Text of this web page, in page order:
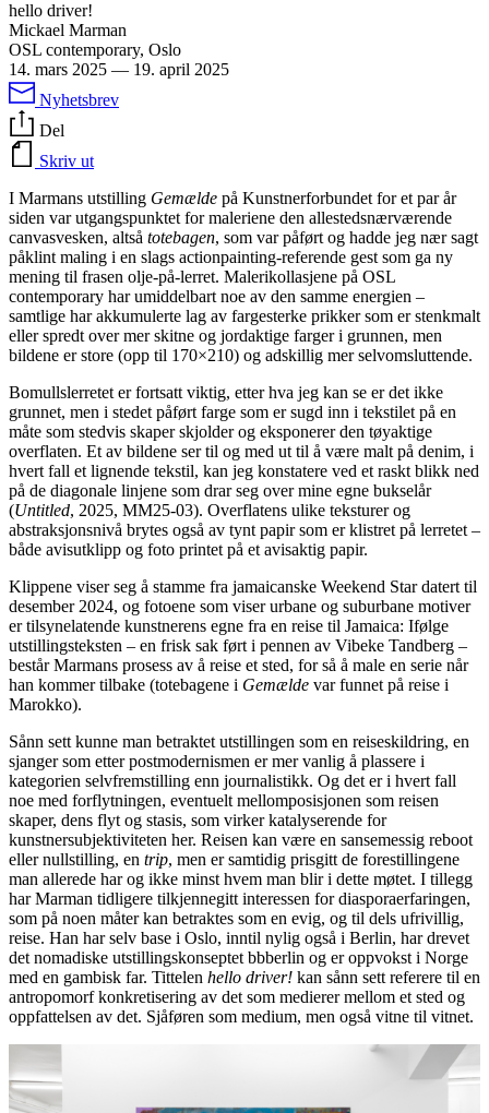
hello driver!
Mickael Marman
OSL contemporary, Oslo
14. mars 2025 — 19. april 2025
Nyhetsbrev
Del
Skriv ut
I Marmans utstilling Gemælde på Kunstnerforbundet for et par år
siden var utgangspunktet for maleriene den allestedsnærværende
canvasvesken, altså totebagen, som var påført og hadde jeg nær sagt
påklint maling i en slags actionpainting-referende gest som ga ny
mening til frasen olje-på-lerret. Malerikollasjene på OSL
contemporary har umiddelbart noe av den samme energien –
samtlige har akkumulerte lag av fargesterke prikker som er stenkmalt
eller spredt over mer skitne og jordaktige farger i grunnen, men
bildene er store (opp til 170×210) og adskillig mer selvomsluttende.
Bomullslerretet er fortsatt viktig, etter hva jeg kan se er det ikke
grunnet, men i stedet påført farge som er sugd inn i tekstilet på en
måte som stedvis skaper skjolder og eksponerer den tøyaktige
overflaten. Et av bildene ser til og med ut til å være malt på denim, i
hvert fall et lignende tekstil, kan jeg konstatere ved et raskt blikk ned
på de diagonale linjene som drar seg over mine egne bukselår
(Untitled, 2025, MM25-03). Overflatens ulike teksturer og
abstraksjonsnivå brytes også av tynt papir som er klistret på lerretet –
både avisutklipp og foto printet på et avisaktig papir.
Klippene viser seg å stamme fra jamaicanske Weekend Star datert til
desember 2024, og fotoene som viser urbane og suburbane motiver
er tilsynelatende kunstnerens egne fra en reise til Jamaica: Ifølge
utstillingsteksten – en frisk sak ført i pennen av Vibeke Tandberg –
består Marmans prosess av å reise et sted, for så å male en serie når
han kommer tilbake (totebagene i Gemælde var funnet på reise i
Marokko).
Sånn sett kunne man betraktet utstillingen som en reiseskildring, en
sjanger som etter postmodernismen er mer vanlig å plassere i
kategorien selvfremstilling enn journalistikk. Og det er i hvert fall
noe med forflytningen, eventuelt mellomposisjonen som reisen
skaper, dens flyt og stasis, som virker katalyserende for
kunstnersubjektiviteten her. Reisen kan være en sansemessig reboot
eller nullstilling, en trip, men er samtidig prisgitt de forestillingene
man allerede har og ikke minst hvem man blir i dette møtet. I tillegg
har Marman tidligere tilkjennegitt interessen for diasporaerfaringen,
som på noen måter kan betraktes som en evig, og til dels ufrivillig,
reise. Han har selv base i Oslo, inntil nylig også i Berlin, har drevet
det nomadiske utstillingskonseptet bbberlin og er oppvokst i Norge
med en gambisk far. Tittelen hello driver! kan sånn sett referere til en
antropomorf konkretisering av det som medierer mellom et sted og
oppfattelsen av det. Sjåføren som medium, men også vitne til vitnet.